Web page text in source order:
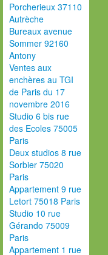
Porcherieux 37110
Autrèche
Bureaux avenue
Sommer 92160
Antony
Ventes aux
enchères au TGI
de Paris du 17
novembre 2016
Studio 6 bis rue
des Ecoles 75005
Paris
Deux studios 8 rue
Sorbier 75020
Paris
Appartement 9 rue
Letort 75018 Paris
Studio 10 rue
Gérando 75009
Paris
Appartement 1 rue